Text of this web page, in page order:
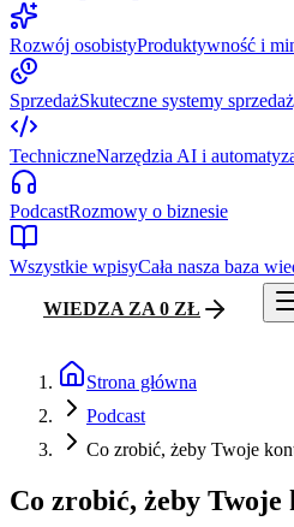
Rozwój osobistyProduktywność i
SprzedażSkuteczne systemy
TechniczneNarzędzia AI i
PodcastRozmowy o biznesie
Wszystkie wpisyCała nasza baza
WIEDZA ZA 0 ZŁ
Strona główna
Podcast
Co zrobić, żeby Twoje
Co zrobić, żeby